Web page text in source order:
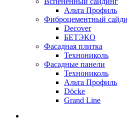
Альта Профиль
Фиброцементный
Decover
БЕТЭКО
Фасадная плитка
Технониколь
Фасадные панели
Технониколь
Альта Профиль
Döсkе
Grand Line